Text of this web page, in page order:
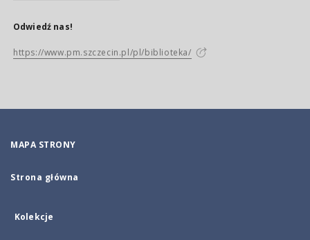
Odwiedź nas!
https://www.pm.szczecin.pl/pl/biblioteka/
MAPA STRONY
Strona główna
Kolekcje